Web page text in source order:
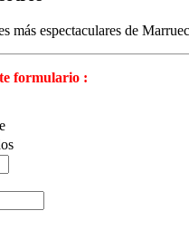
más espectaculares de
formulario :